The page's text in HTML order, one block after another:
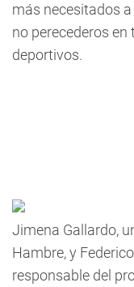
más necesitados
no perecederos
deportivos.
Jimena Gallardo,
Hambre, y
responsable del